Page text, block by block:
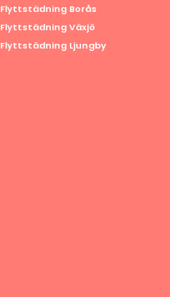
Flyttstädning Borås
Flyttstädning Växjö
Flyttstädning Ljungby